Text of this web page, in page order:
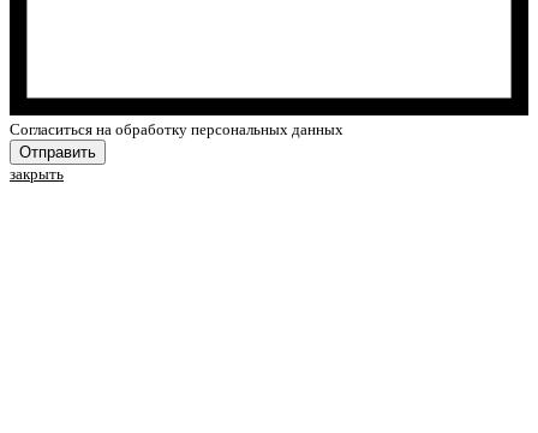
Cогласиться на обработку персональных данных
Отправить
закрыть